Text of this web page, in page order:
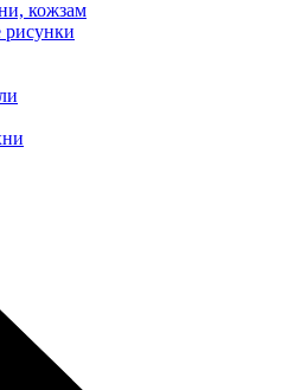
кожзам
рисунки